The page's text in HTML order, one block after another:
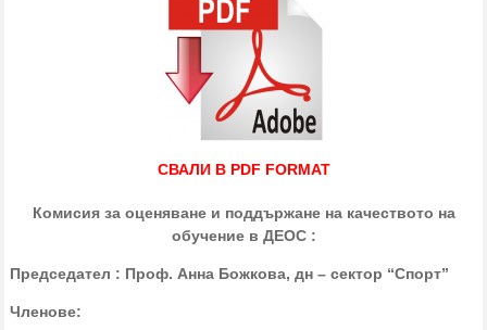
СВАЛИ В PDF FORMAT
Комисия за оценяване и поддържане на качеството на
обучение в ДЕОС :
Председател : Проф. Анна Божкова, дн – сектор “Спорт”
Членове: